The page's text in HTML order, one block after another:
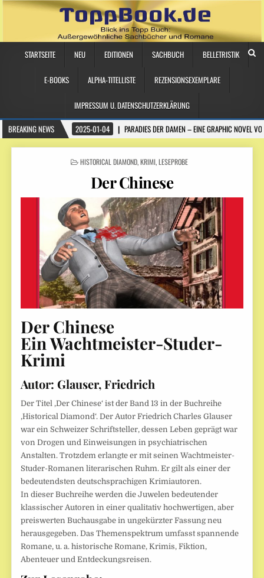
STARTSEITE NEU EDITIONEN SACHBUCH BELLETRISTIK
E-BOOKS ALPHA-TITELLISTE REZENSIONSEXEMPLARE
IMPRESSUM U. DATENSCHUTZERKLÄRUNG
BREAKING NEWS
2025-01-04 PARADIES DER DAMEN – EINE GRAPHIC NOVEL
POSTED
HISTORICAL DIAMOND,KRIMI,LESEPROBE
Der Chinese
Der Chinese
Ein Wachtmeister-Studer-
Krimi
Autor: Glauser, Friedrich
Der Titel ‚Der Chinese‘ ist der Band 13 in der Buchreihe
‚Historical Diamond‘. Der Autor Friedrich Charles Glauser
war ein Schweizer Schriftsteller, dessen Leben geprägt war
von Drogen und Einweisungen in psychiatrischen
Anstalten. Trotzdem erlangte er mit seinen Wachtmeister-
Studer-Romanen literarischen Ruhm. Er gilt als einer der
bedeutendsten deutschsprachigen Krimiautoren.
In dieser Buchreihe werden die Juwelen bedeutender
klassischer Autoren in einer qualitativ hochwertigen, aber
preiswerten Buchausgabe in ungekürzter Fassung neu
herausgegeben. Das Themenspektrum umfasst spannende
Romane, u. a. historische Romane, Krimis, Fiktion,
Abenteuer und Entdeckungsreisen.